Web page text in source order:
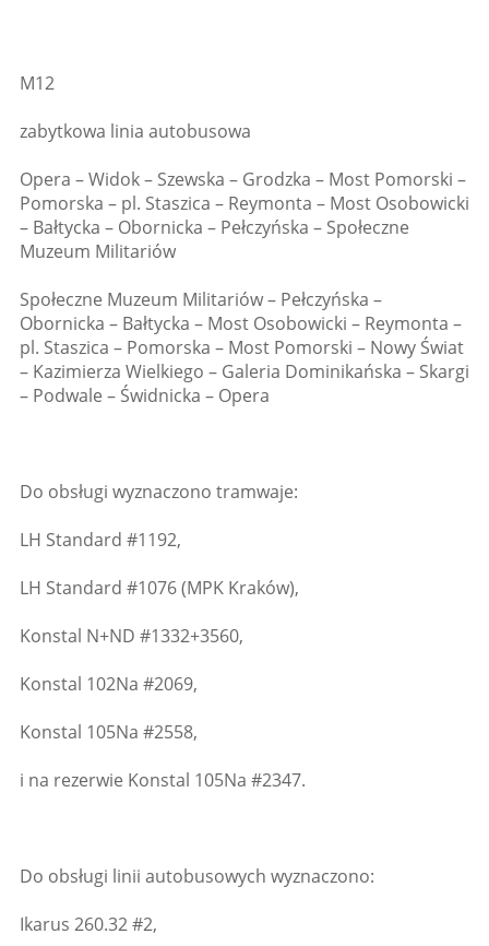
M12
zabytkowa linia autobusowa
Opera – Widok – Szewska – Grodzka – Most Pomorski –
Pomorska – pl. Staszica – Reymonta – Most Osobowicki
– Bałtycka – Obornicka – Pełczyńska – Społeczne
Muzeum Militariów
Społeczne Muzeum Militariów – Pełczyńska –
Obornicka – Bałtycka – Most Osobowicki – Reymonta –
pl. Staszica – Pomorska – Most Pomorski – Nowy Świat
– Kazimierza Wielkiego – Galeria Dominikańska – Skargi
– Podwale – Świdnicka – Opera
Do obsługi wyznaczono tramwaje:
LH Standard #1192,
LH Standard #1076 (MPK Kraków),
Konstal N+ND #1332+3560,
Konstal 102Na #2069,
Konstal 105Na #2558,
i na rezerwie Konstal 105Na #2347.
Do obsługi linii autobusowych wyznaczono:
Ikarus 260.32 #2,